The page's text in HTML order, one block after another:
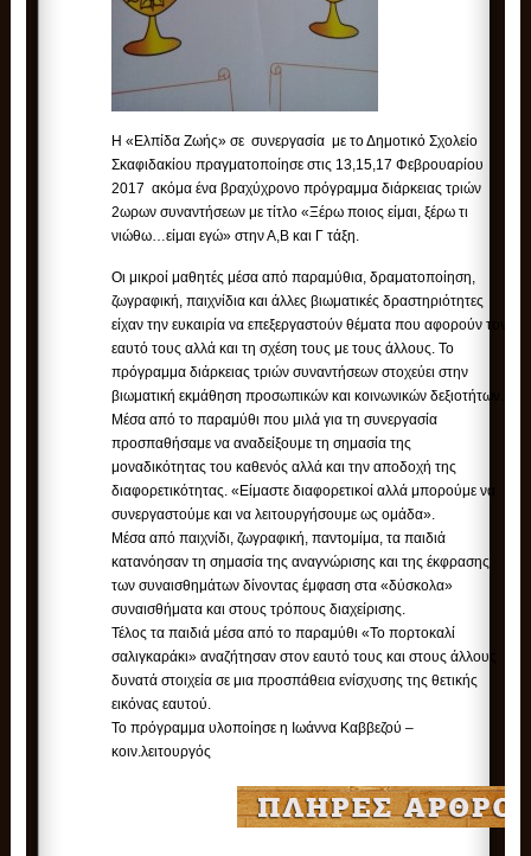
H «Ελπίδα Ζωής» σε συνεργασία με το Δημοτικό Σχολείο
Σκαφιδακίου πραγματοποίησε στις 13,15,17 Φεβρουαρίου
2017 ακόμα ένα βραχύχρονο πρόγραμμα διάρκειας τριών
2ωρων συναντήσεων με τίτλο «Ξέρω ποιος είμαι, ξέρω τι
νιώθω…είμαι εγώ» στην Α,Β και Γ τάξη.
Οι μικροί μαθητές μέσα από παραμύθια, δραματοποίηση,
ζωγραφική, παιχνίδια και άλλες βιωματικές δραστηριότητες
είχαν την ευκαιρία να επεξεργαστούν θέματα που αφορούν τον
εαυτό τους αλλά και τη σχέση τους με τους άλλους. Το
πρόγραμμα διάρκειας τριών συναντήσεων στοχεύει στην
βιωματική εκμάθηση προσωπικών και κοινωνικών δεξιοτήτων.
Μέσα από το παραμύθι που μιλά για τη συνεργασία
προσπαθήσαμε να αναδείξουμε τη σημασία της
μοναδικότητας του καθενός αλλά και την αποδοχή της
διαφορετικότητας. «Είμαστε διαφορετικοί αλλά μπορούμε να
συνεργαστούμε και να λειτουργήσουμε ως ομάδα».
Μέσα από παιχνίδι, ζωγραφική, παντομίμα, τα παιδιά
κατανόησαν τη σημασία της αναγνώρισης και της έκφρασης
των συναισθημάτων δίνοντας έμφαση στα «δύσκολα»
συναισθήματα και στους τρόπους διαχείρισης.
Τέλος τα παιδιά μέσα από το παραμύθι «Το πορτοκαλί
σαλιγκαράκι» αναζήτησαν στον εαυτό τους και στους άλλους
δυνατά στοιχεία σε μια προσπάθεια ενίσχυσης της θετικής
εικόνας εαυτού.
Το πρόγραμμα υλοποίησε η Ιωάννα Καββεζού –
κοιν.λειτουργός